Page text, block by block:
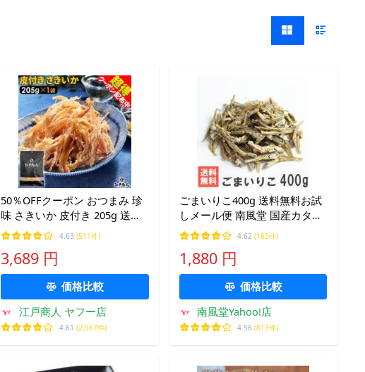
50％OFFクーポン おつまみ 珍
味 さきいか 皮付き 205g 送料
無料 お取り寄せ 乾き物 イカ
するめ くんさき 酒のつまみ 誕
生日 非常食 保存食
4.63 (511件)
3,689 円
価格比較
江戸商人 ヤフー店
4.61 (2,967件)
ごまいりこ400g 送料無料お試
しメール便 南風堂 国産カタク
チイワシ ごまいわし 食べる小
魚 おやつ おつまみ
4.62 (163件)
1,880 円
価格比較
南風堂Yahoo!店
4.56 (813件)